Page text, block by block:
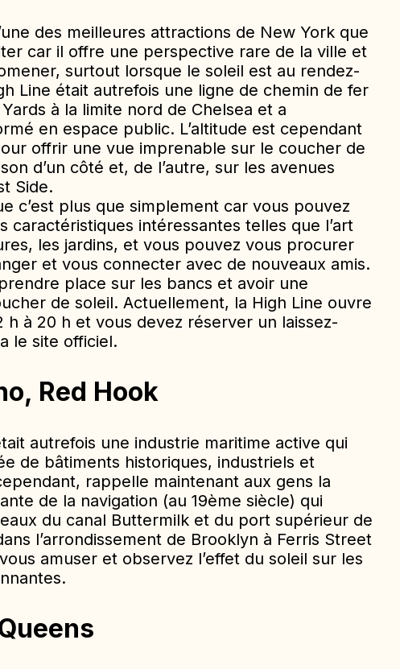
des meilleures attractions de New York que
car il offre une perspective rare de la ville et
surtout lorsque le soleil est au rendez-
Line était autrefois une ligne de chemin de fer
à la limite nord de Chelsea et a
en espace public. L’altitude est cependant
offrir une vue imprenable sur le coucher de
d’un côté et, de l’autre, sur les avenues
Side.
c’est plus que simplement car vous pouvez
caractéristiques intéressantes telles que l’art
les jardins, et vous pouvez vous procurer
et vous connecter avec de nouveaux amis.
place sur les bancs et avoir une
de soleil. Actuellement, la High Line ouvre
h à 20 h et vous devez réserver un laissez-
le site officiel.
Red Hook
autrefois une industrie maritime active qui
de bâtiments historiques, industriels et
rappelle maintenant aux gens la
de la navigation (au 19ème siècle) qui
du canal Buttermilk et du port supérieur de
l’arrondissement de Brooklyn à Ferris Street
amuser et observez l’effet du soleil sur les